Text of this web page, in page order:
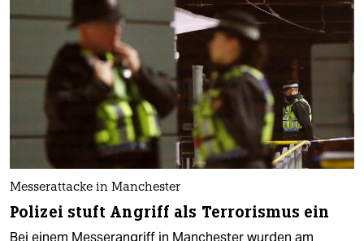
Messerattacke in Manchester
Polizei stuft Angriff als Terrorismus ein